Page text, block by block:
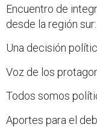
Encuentro de
desde la región
Una decisión
Voz de los
Todos somos
Aportes para el